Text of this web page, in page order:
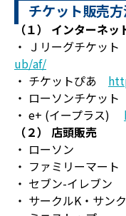
チケット販売
（１） インターネッ
・ Ｊリーグチケット
ub/af/
・ チケットぴあ
・ ローソンチケット
・ e+ (イープラス)
（２） 店頭販売
・ ローソン
・ ファミリーマート
・ セブン-イレブン
・ サークルK・サン